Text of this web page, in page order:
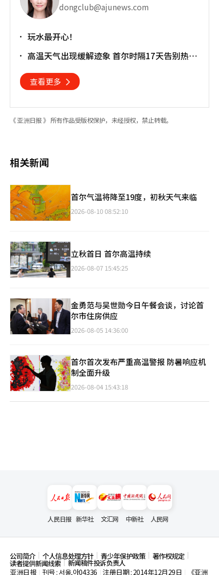
dongclub@ajunews.com
玩水最开心！
高温天气出现缓解迹象 首尔时隔17天告别热带
查看更多
《 亚洲日报 》 所有作品受版权保护，未经授权，禁止转载。
相关新闻
首尔气温将降至19度，初秋天气来临
2026-08-10 08:52:10
立秋首日 首尔高温持续
2026-08-07 15:45:25
金勇范与吴世勋今日午餐会谈，讨论首
尔市住房供应
2026-08-05 14:36:00
首尔首次发布严重高温警报 防暑响应机
制全面升级
2026-08-04 15:43:18
人民日报 新华社 文汇网 中新社 人民网
公司简介 个人信息处理方针 青少年保护政策 著作权规定
读者提供新闻线索
新闻稿件投诉负责人
亚洲日报
刊号 : 서울,아04336 注册日期 : 2014年12月29日 《亚洲